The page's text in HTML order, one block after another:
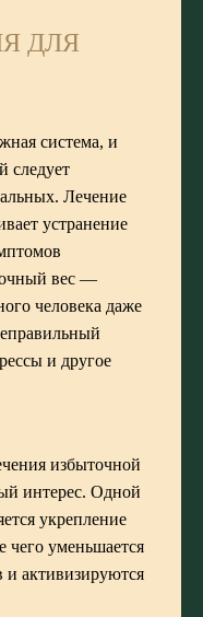
ДЛЯ
система, и
следует
Лечение
устранение
вес —
человека даже
и другое
избыточной
интерес. Одной
укрепление
чего уменьшается
и активизируются